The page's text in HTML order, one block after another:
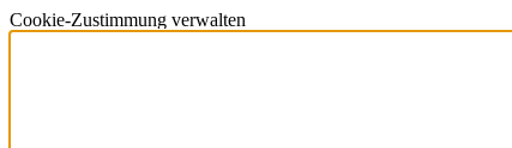
Cookie-Zustimmung verwalten